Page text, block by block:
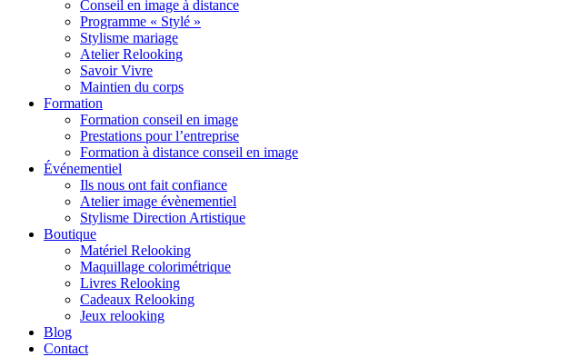
Conseil en image à distance
Programme « Stylé »
Stylisme mariage
Atelier Relooking
Savoir Vivre
Maintien du corps
Formation
Formation conseil en image
Prestations pour l’entreprise
Formation à distance conseil en image
Événementiel
Ils nous ont fait confiance
Atelier image évènementiel
Stylisme Direction Artistique
Boutique
Matériel Relooking
Maquillage colorimétrique
Livres Relooking
Cadeaux Relooking
Jeux relooking
Blog
Contact